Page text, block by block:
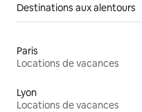
Destinations aux alentours
Paris
Locations de vacances
Lyon
Locations de vacances